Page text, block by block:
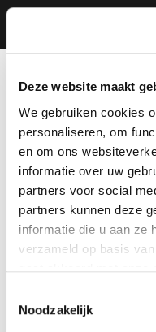
Deze website maakt
We gebruiken cookies
personaliseren, om
en om ons
informatie over uw
partners voor social
partners kunnen deze
informatie die u aan ze
verzameld op basis
Noodzakelijk